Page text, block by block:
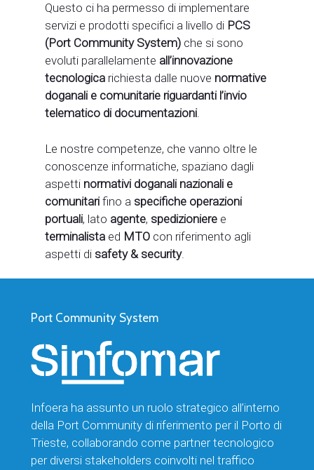
Questo ci ha permesso di implementare
servizi e prodotti specifici a livello di PCS
(Port Community System) che si sono
evoluti parallelamente all’innovazione
tecnologica richiesta dalle nuove normative
doganali e comunitarie riguardanti l’invio
telematico di documentazioni.
Le nostre competenze, che vanno oltre le
conoscenze informatiche, spaziano dagli
aspetti normativi doganali nazionali e
comunitarifino a specifiche operazioni
portuali, lato agente, spedizioniere e
terminalista ed MTO con riferimento agli
aspetti di safety & security.
Port Community System
Infoera ha assunto un ruolo strategico all’interno
della Port Community di riferimento per il Porto di
Trieste, collaborando come partner tecnologico
per diversi stakeholders coinvolti nel traffico